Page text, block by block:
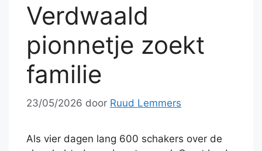
Verdwaald
pionnetje zoekt
familie
23/05/2026 door Ruud Lemmers
Als vier dagen lang 600 schakers over de